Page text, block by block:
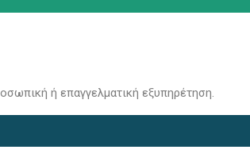
ή επαγγελματική εξυπηρέτηση.